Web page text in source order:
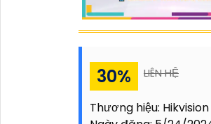
30% LIÊN HỆ
Thương hiệu: Hikvision